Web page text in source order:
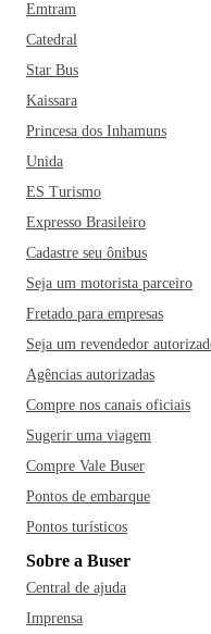
Emtram
Catedral
Star Bus
Kaissara
Princesa dos Inhamuns
Unida
ES Turismo
Expresso Brasileiro
Cadastre seu ônibus
Seja um motorista parceiro
Fretado para empresas
Seja um revendedor
Agências autorizadas
Compre nos canais oficiais
Sugerir uma viagem
Compre Vale Buser
Pontos de embarque
Pontos turísticos
Sobre a Buser
Central de ajuda
Imprensa